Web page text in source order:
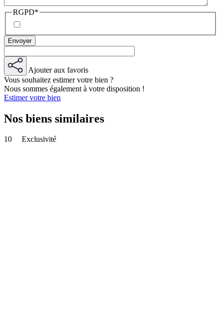
RGPD*
Ajouter aux favoris
Vous souhaitez estimer votre bien ?
Nous sommes également à votre disposition !
Estimer votre bien
Nos biens similaires
10 Exclusivité